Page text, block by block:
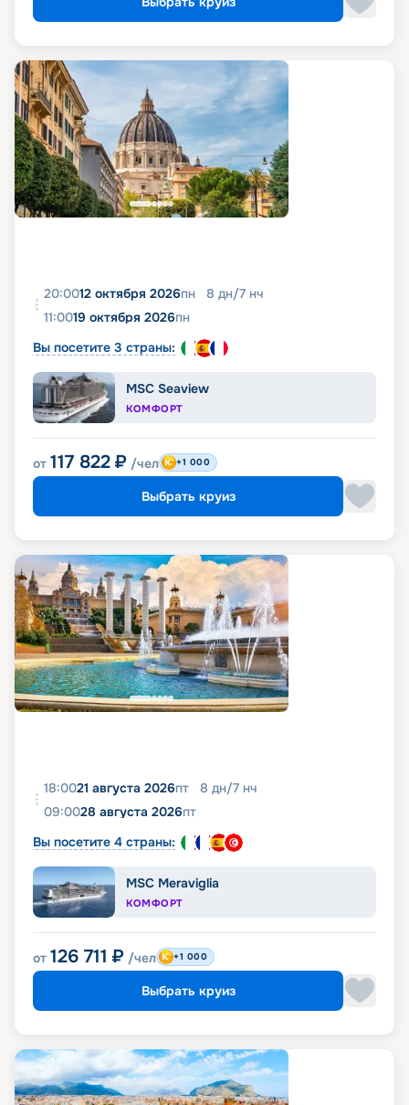
20:0012 октября 2026пн 8 дн/7 нч
11:0019 октября 2026пн
Вы посетите 3 страны:
MSC Seaview
КОМФОРТ
от 117 822 ₽ /чел +1 000
Выбрать круиз
18:0021 августа 2026пт 8 дн/7 нч
09:0028 августа 2026пт
Вы посетите 4 страны:
MSC Meraviglia
КОМФОРТ
от 126 711 ₽ /чел +1 000
Выбрать круиз